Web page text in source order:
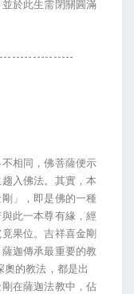
於此生需閉關圓滿
相同，佛菩薩便示
入佛法。其實，本
」，即是佛的一種
此一本尊有緣，經
果位。吉祥喜金剛
迦傳承最重要的教
的教法，都是出
在薩迦法教中，佔